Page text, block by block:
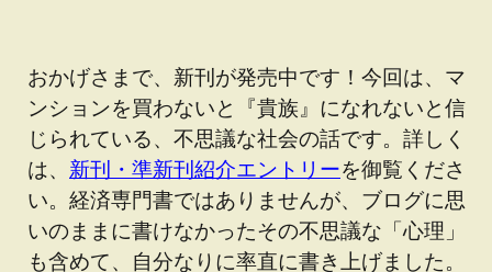
おかげさまで、新刊が発売中です！今回は、マ
ンションを買わないと『貴族』になれないと信
じられている、不思議な社会の話です。詳しく
は、 新刊・準新刊紹介エントリーを御覧くださ
い。経済専門書ではありませんが、ブログに思
いのままに書けなかったその不思議な「心理」
も含めて、自分なりに率直に書き上げました。